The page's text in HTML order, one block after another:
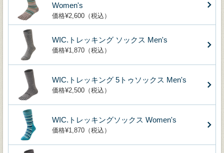
Women's
価格¥2,600（税込）
WIC.トレッキング ソックス Men's
価格¥1,870（税込）
WIC.トレッキング 5トゥソックス Men's
価格¥2,500（税込）
WIC.トレッキングソックス Women's
価格¥1,870（税込）